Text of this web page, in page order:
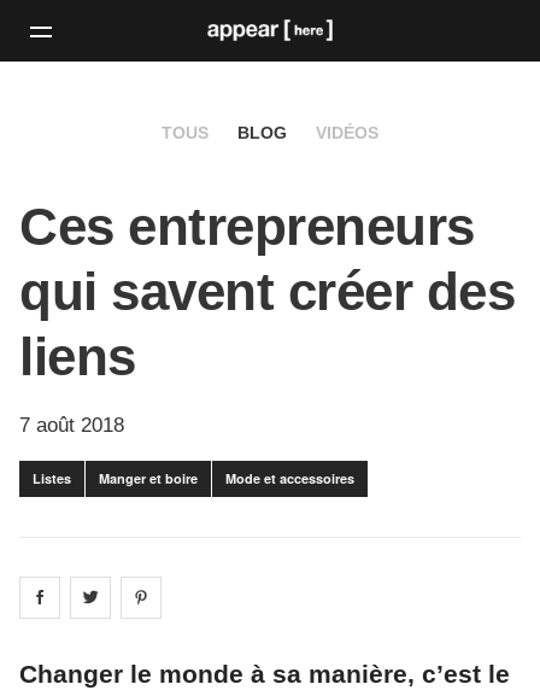
TOUS BLOG VIDÉOS
Ces entrepreneurs
qui savent créer des
liens
7 août 2018
Listes Manger et boire Mode et accessoires
Share on facebook
Share on
Changer le monde à sa manière, c’est le